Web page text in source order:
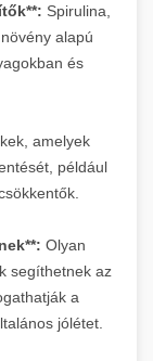
Spirulina,
alapú
és
amelyek
például
Olyan
segíthetnek az
a
jólétet.